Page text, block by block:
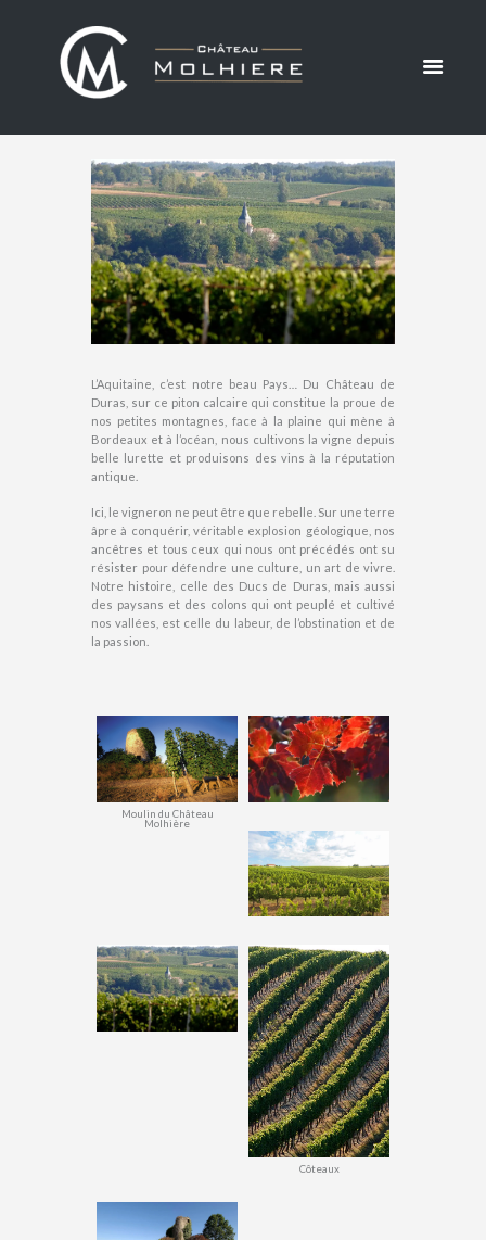
DURAS
ACCUEIL
L’Aquitaine, c’est notre beau Pays… Du Château de
Duras, sur ce piton calcaire qui constitue la proue de
nos petites montagnes, face à la plaine qui mène à
Bordeaux et à l’océan, nous cultivons la vigne depuis
belle lurette et produisons des vins à la réputation
antique.
Ici, le vigneron ne peut être que rebelle. Sur une terre
âpre à conquérir, véritable explosion géologique, nos
ancêtres et tous ceux qui nous ont précédés ont su
résister pour défendre une culture, un art de vivre.
Notre histoire, celle des Ducs de Duras, mais aussi
des paysans et des colons qui ont peuplé et cultivé
nos vallées, est celle du labeur, de l’obstination et de
la passion.
Moulin du Château
Molhière
Côteaux